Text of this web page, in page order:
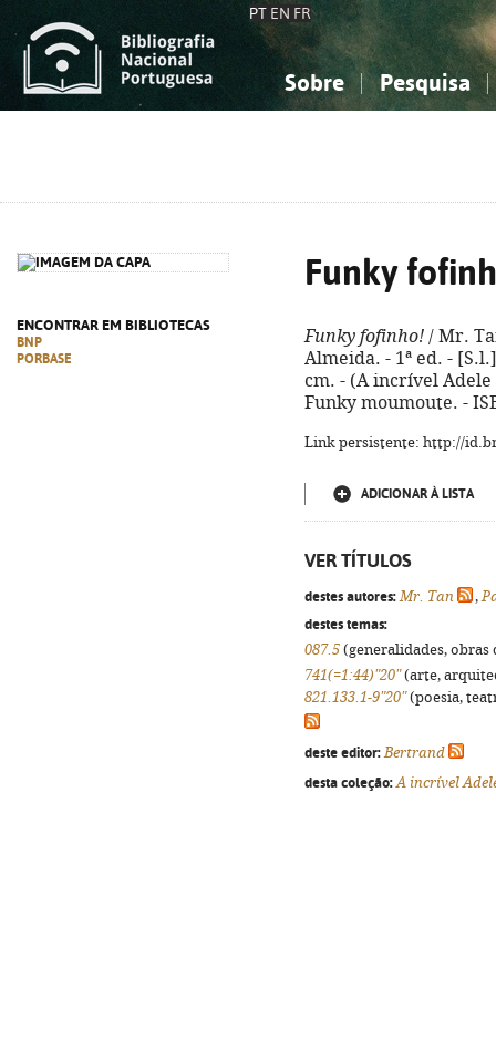
PT EN FR
Sobre Pesquisa
ENCONTRAR EM BIBLIOTECAS
BNP
PORBASE
Funky
Funky fofinho! / Mr.
Almeida. - 1ª ed. -
cm. - (A incrível
Funky moumoute. -
Link persistente: http://
ADICIONAR À LISTA
VER TÍTULOS
destes autores: Mr. Tan ,
destes temas:
087.5 (generalidades,
741(=1:44)"20"(arte,
821.133.1-9"20"(poesia,
deste editor: Bertrand
desta coleção: A incrível